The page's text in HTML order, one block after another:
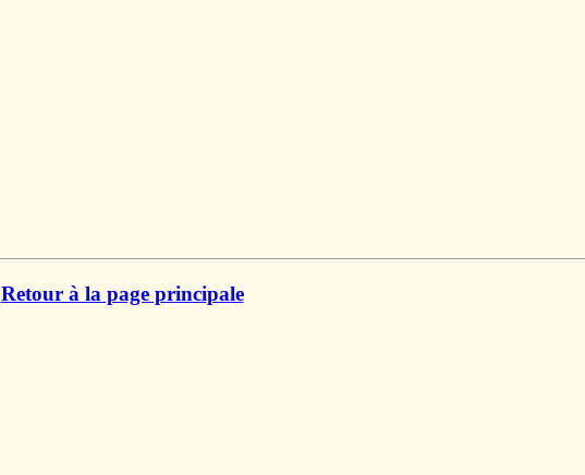
Retour à la page principale